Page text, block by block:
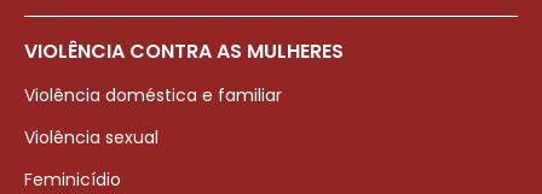
VIOLÊNCIA CONTRA AS MULHERES
Violência doméstica e familiar
Violência sexual
Feminicídio